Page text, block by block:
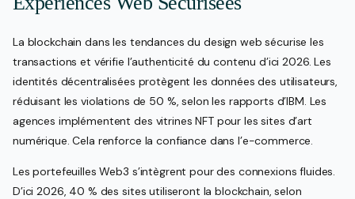
La blockchain dans les tendances du design web sécurise les
transactions et vérifie l’authenticité du contenu d’ici 2026. Les
identités décentralisées protègent les données des utilisateurs,
réduisant les violations de 50 %, selon les rapports d’IBM. Les
agences implémentent des vitrines NFT pour les sites d’art
numérique. Cela renforce la confiance dans l’e-commerce.
Les portefeuilles Web3 s’intègrent pour des connexions fluides.
D’ici 2026, 40 % des sites utiliseront la blockchain, selon